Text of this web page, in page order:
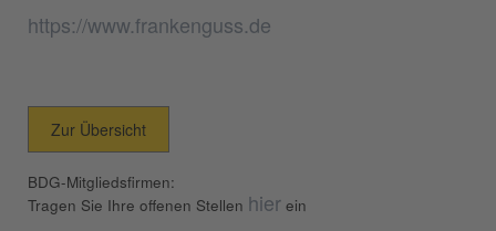
https://www.frankenguss.de
Zur Übersicht
BDG-Mitgliedsfirmen:
Tragen Sie Ihre offenen Stellen hier ein